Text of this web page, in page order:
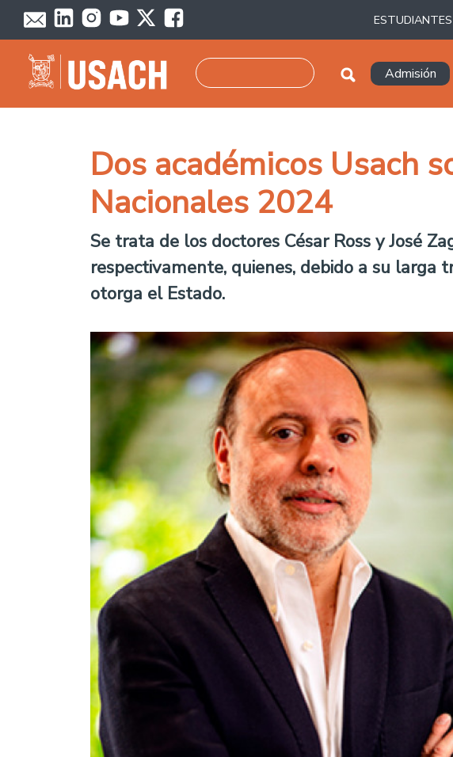
Pasar al contenido principal
ESTUDIANTES
Admisión
Dos académicos Usach
Nacionales 2024
Se trata de los doctores César Ross y José
respectivamente, quienes, debido a su larga
otorga el Estado.